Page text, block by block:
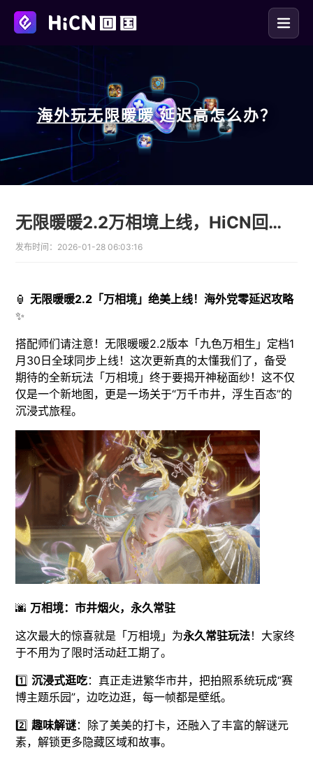
海外玩无限暖暖 延迟高怎么办？
无限暖暖2.2万相境上线，HiCN回国加速器助海外玩家零延迟畅玩
发布时间： 2026-01-28 06:03:16
🏮无限暖暖2.2「万相境」绝美上线！海外党零延迟攻略
✨
搭配师们请注意！无限暖暖2.2版本「九色万相生」定档1
月30日全球同步上线！这次更新真的太懂我们了，备受
期待的全新玩法「万相境」终于要揭开神秘面纱！这不仅
仅是一个新地图，更是一场关于“万千市井，浮生百态”的
沉浸式旅程。
🌆 万相境：市井烟火，永久常驻
这次最大的惊喜就是「万相境」为永久常驻玩法！大家终
于不用为了限时活动赶工期了。
1️⃣沉浸式逛吃：真正走进繁华市井，把拍照系统玩成“赛
博主题乐园”，边吃边逛，每一帧都是壁纸。
2️⃣趣味解谜：除了美美的打卡，还融入了丰富的解谜元
素，解锁更多隐藏区域和故事。